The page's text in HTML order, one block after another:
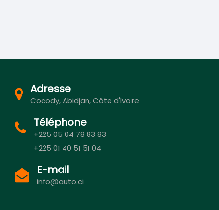
Adresse
Cocody, Abidjan, Côte d'Ivoire
Téléphone
+225 05 04 78 83 83
+225 01 40 51 51 04
E-mail
info@auto.ci